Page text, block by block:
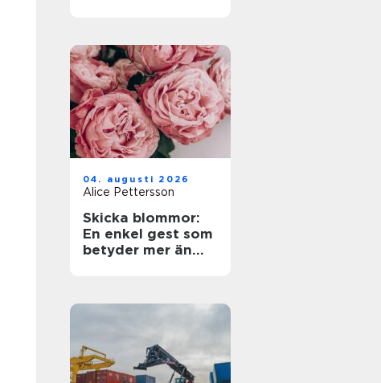
04. augusti 2026
Alice Pettersson
Skicka blommor:
En enkel gest som
betyder mer än